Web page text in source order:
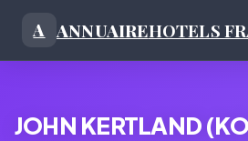
A ANNUAIREHOTELS
JOHN KERTLAND